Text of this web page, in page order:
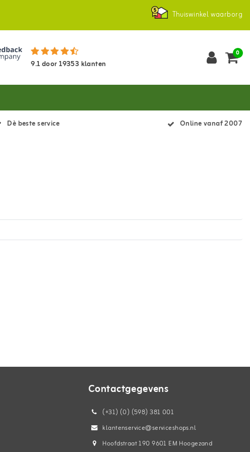
Thuiswinkel waarborg
9.1door19353 klanten
0
Dè beste service Online vanaf 2007
Contactgegevens
(+31) (0) (598) 381 001
klantenservice@serviceshops.nl
Hoofdstraat 190 9601 EM Hoogezand